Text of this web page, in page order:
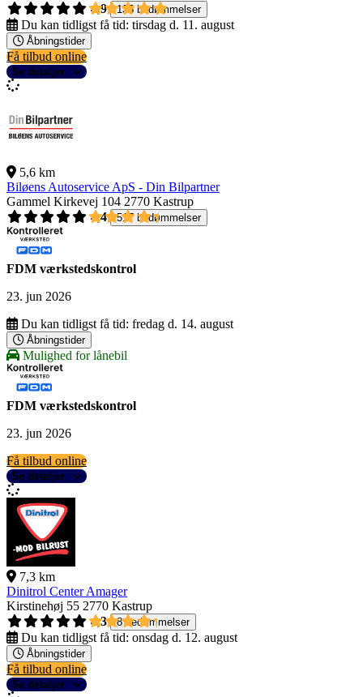
4,9
135 bedømmelser
Du kan tidligst få tid: tirsdag d. 11. august
Åbningstider
Få tilbud online
Se detaljer
5,6 km
Biløens Autoservice ApS - Din Bilpartner
Gammel Kirkevej 104 2770 Kastrup
4,4
517 bedømmelser
FDM værkstedskontrol
23. jun 2026
Du kan tidligst få tid: fredag d. 14. august
Åbningstider
Mulighed for lånebil
FDM værkstedskontrol
23. jun 2026
Få tilbud online
Se detaljer
7,3 km
Dinitrol Center Amager
Kirstinehøj 55 2770 Kastrup
4,3
8 bedømmelser
Du kan tidligst få tid: onsdag d. 12. august
Åbningstider
Få tilbud online
Se detaljer